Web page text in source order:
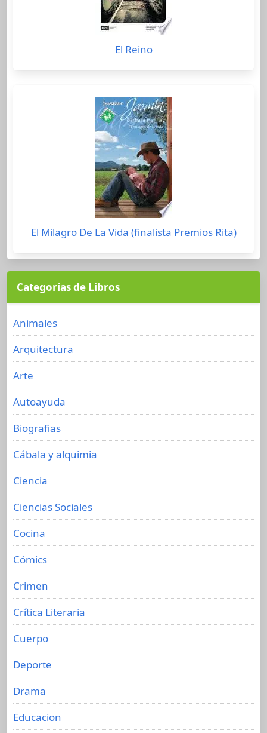
El Reino
El Milagro De La Vida (finalista Premios Rita)
Categorías de Libros
Animales
Arquitectura
Arte
Autoayuda
Biografias
Cábala y alquimia
Ciencia
Ciencias Sociales
Cocina
Cómics
Crimen
Crítica Literaria
Cuerpo
Deporte
Drama
Educacion